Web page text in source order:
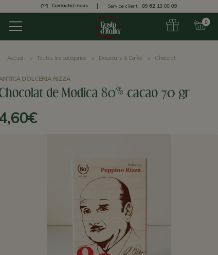
Contactez-nous Service client : 09 62 13 00 09
0
Accueil Toutes les catégories Douceurs & Cafés Chocolat
DOLCERIA RIZZA
de Modica 80% cacao 70 gr